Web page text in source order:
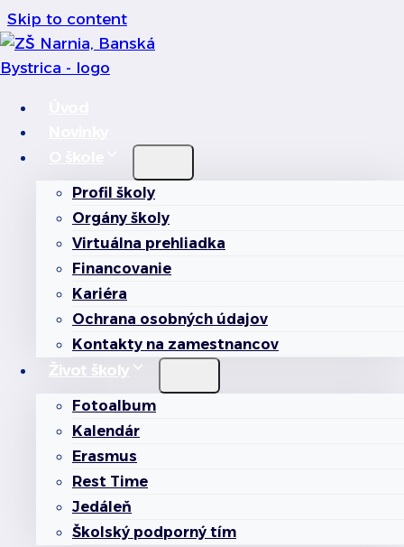
Skip to content
Profil školy
Orgány školy
Virtuálna prehliadka
Financovanie
Kariéra
Ochrana osobných údajov
Kontakty na zamestnancov
Život školy
Fotoalbum
Kalendár
Erasmus
Rest Time
Jedáleň
Školský podporný tím